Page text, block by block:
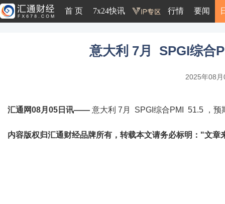
首 页 7x24快讯 行情 要闻
意大利 7月 SPGI综合
2025年08
汇通网08月05日讯—— 意大利 7月 SPGI综合PMI 51.5 ，预
内容版权归汇通财经品牌所有，转载本文请务必标明："文章